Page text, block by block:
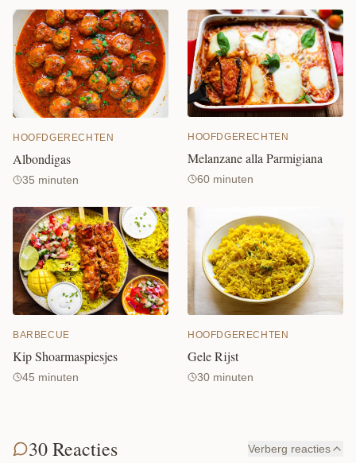
HOOFDGERECHTEN
Albondigas
35 minuten
HOOFDGERECHTEN
Melanzane alla Parmigiana
60 minuten
BARBECUE
Kip Shoarmaspiesjes
45 minuten
HOOFDGERECHTEN
Gele Rijst
30 minuten
30 Reacties Verberg reacties